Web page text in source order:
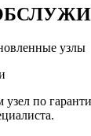
узлы
по